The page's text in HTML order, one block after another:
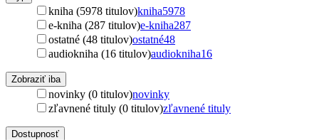
kniha (5978 titulov)kniha5978
e-kniha (287 titulov)e-kniha287
ostatné (48 titulov)ostatné48
audiokniha (16 titulov)audiokniha16
Zobraziť iba
novinky (0 titulov)novinky
zľavnené tituly (0 titulov)zľavnené tituly
Dostupnosť